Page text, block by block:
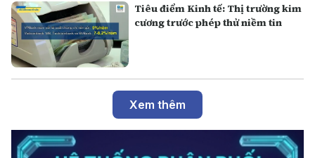
Tiêu điểm Kinh tế: Thị trường kim
cương trước phép thử niềm tin
Xem thêm